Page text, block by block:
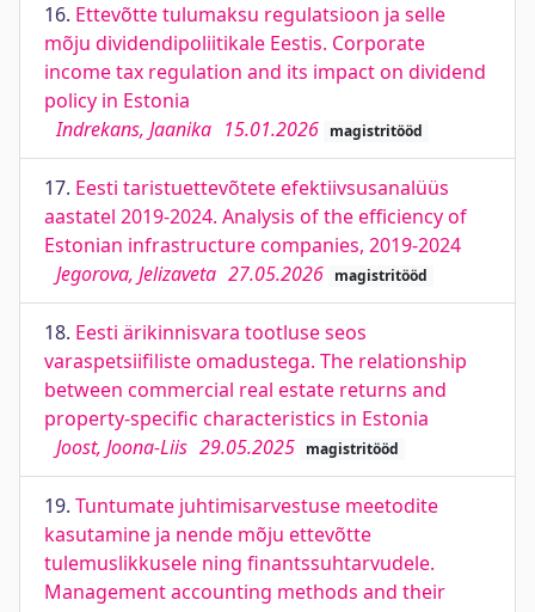
16. Ettevõtte tulumaksu regulatsioon ja selle
mõju dividendipoliitikale Eestis. Corporate
income tax regulation and its impact on dividend
policy in Estonia
Indrekans, Jaanika 15.01.2026 magistritööd
17. Eesti taristuettevõtete efektiivsusanalüüs
aastatel 2019-2024. Analysis of the efficiency of
Estonian infrastructure companies, 2019-2024
Jegorova, Jelizaveta 27.05.2026 magistritööd
18. Eesti ärikinnisvara tootluse seos
varaspetsiifiliste omadustega. The relationship
between commercial real estate returns and
property-specific characteristics in Estonia
Joost, Joona-Liis 29.05.2025 magistritööd
19. Tuntumate juhtimisarvestuse meetodite
kasutamine ja nende mõju ettevõtte
tulemuslikkusele ning finantssuhtarvudele.
Management accounting methods and their